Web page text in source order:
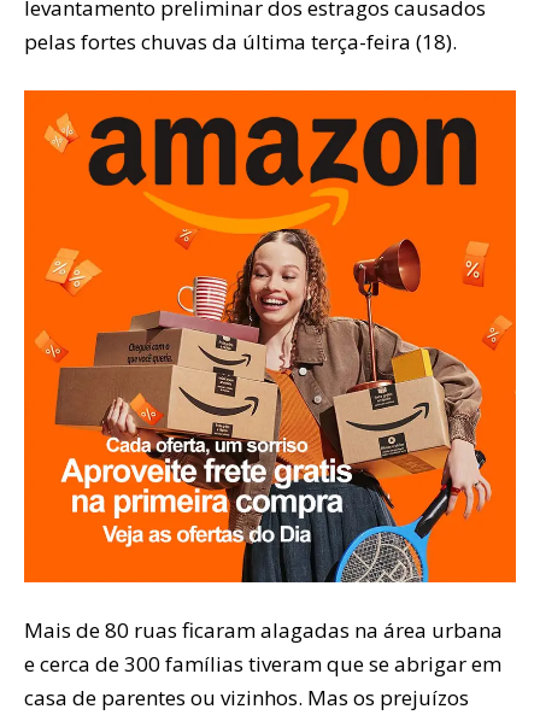
levantamento preliminar dos estragos causados
pelas fortes chuvas da última terça-feira (18).
Mais de 80 ruas ficaram alagadas na área urbana
e cerca de 300 famílias tiveram que se abrigar em
casa de parentes ou vizinhos. Mas os prejuízos